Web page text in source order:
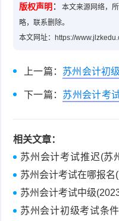
版权声明 ：本文来源网络，
略，联系删除。
本文网址：https://
上一篇： 苏州会计初
下一篇： 苏州会计考
相关文章：
苏州会计考试推迟(苏
候？)
苏州会计考试在哪报
苏州会计考试中级
苏州会计初级考试条